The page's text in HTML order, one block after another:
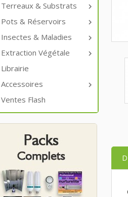

Terreaux & Substrats

Pots & Réservoirs

Insectes & Maladies

Extraction Végétale
Librairie

Accessoires
Ventes Flash